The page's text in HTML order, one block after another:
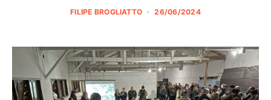
FILIPE BROGLIATTO 26/06/2024